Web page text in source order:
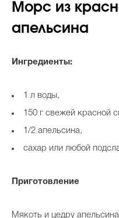
Морс из
апельсина
Ингредиенты:
1 л воды,
150 г свежей красной
1/2 апельсина,
сахар или любой
Приготовление
Мякоть и цедру